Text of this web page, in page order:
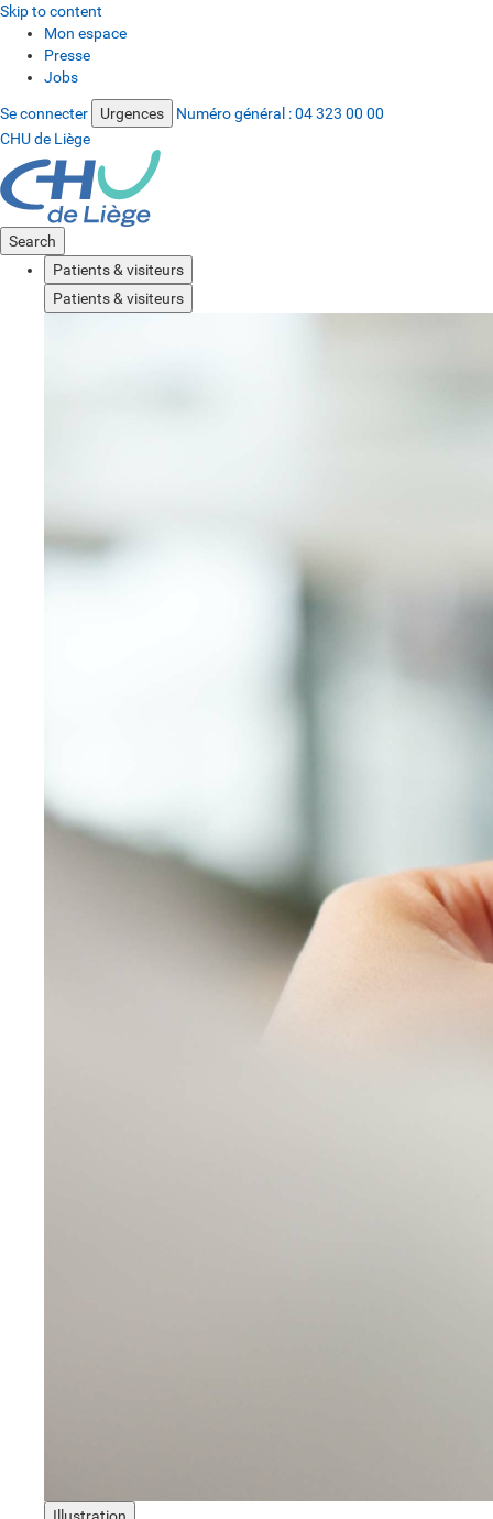
Skip to content
Mon espace
Presse
Jobs
Se connecter Urgences Numéro général :04 323 00 00
CHU de Liège
Search
Patients & visiteurs
Patients & visiteurs